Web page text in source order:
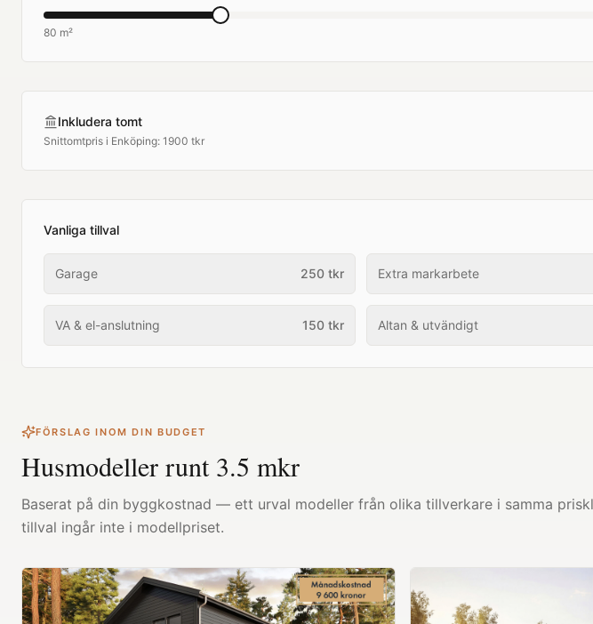
80 m²
Inkludera tomt
Snittomtpris i Enköping: 1900 tkr
Vanliga tillval
Garage 250 tkr Extra markarbete
VA & el-anslutning 150 tkr Altan & utvändigt
FÖRSLAG INOM DIN BUDGET
Husmodeller runt 3.5 mkr
Baserat på din byggkostnad — ett urval modeller från olika tillverkare i samma
tillval ingår inte i modellpriset.